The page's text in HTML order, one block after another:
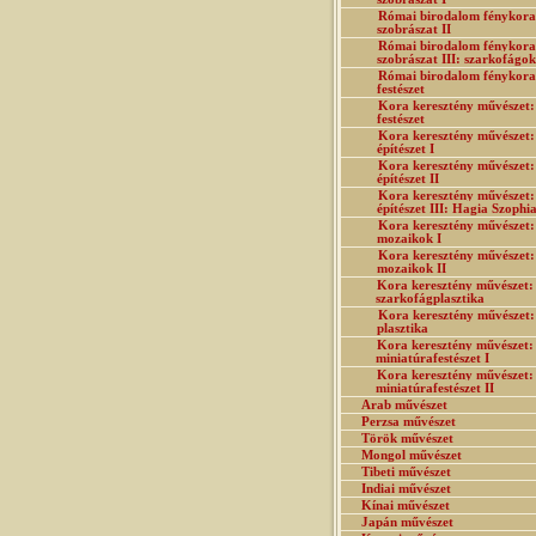
Római birodalom
szobrászat II
Római birodalom
szobrászat III: szarkofágok
Római birodalom
festészet
Kora keresztény művészet:
festészet
Kora keresztény művészet:
építészet I
Kora keresztény művészet:
építészet II
Kora keresztény művészet:
építészet III: Hagia Szophia
Kora keresztény művészet:
mozaikok I
Kora keresztény művészet:
mozaikok II
Kora keresztény művészet:
szarkofágplasztika
Kora keresztény művészet:
plasztika
Kora keresztény művészet:
miniatúrafestészet I
Kora keresztény művészet:
miniatúrafestészet II
Arab művészet
Perzsa művészet
Török művészet
Mongol művészet
Tibeti művészet
Indiai művészet
Kínai művészet
Japán művészet